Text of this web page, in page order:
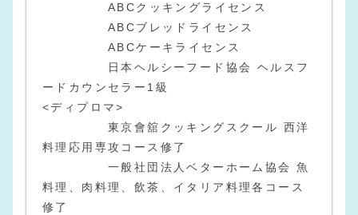
ABCクッキングライセンス
ABCブレッドライセンス
ABCケーキライセンス
日本ヘルシーフード協会 ヘルスフ
ードカウンセラー1級
<ディプロマ>
東京會舘クッキングスクール 西洋
料理応用専攻コース修了
一般社団法人ベターホーム協会 魚
料理、肉料理、飲茶、イタリア料理各コース
修了